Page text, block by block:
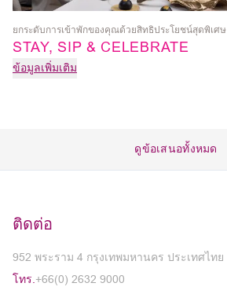
ยกระดับการเข้าพักของคุณด้วยสิทธิประโยชน์สุดพิเศษ
STAY, SIP & CELEBRATE
ข้อมูลเพิ่มเติม
ดูข้อเสนอทั้งหมด
ติดต่อ
952 พระราม 4 กรุงเทพมหานคร ประเทศไทย
โทร. +66(0) 2632 9000